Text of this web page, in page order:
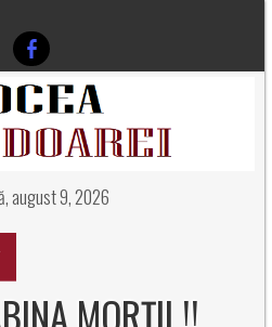
august 9, 2026
MORȚII !!